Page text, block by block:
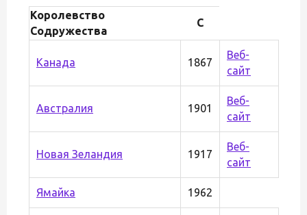
Королевство
Содружества
С
Канада 1867
Веб-
сайт
Австралия 1901
Веб-
сайт
Новая Зеландия 1917
Веб-
сайт
Ямайка 1962